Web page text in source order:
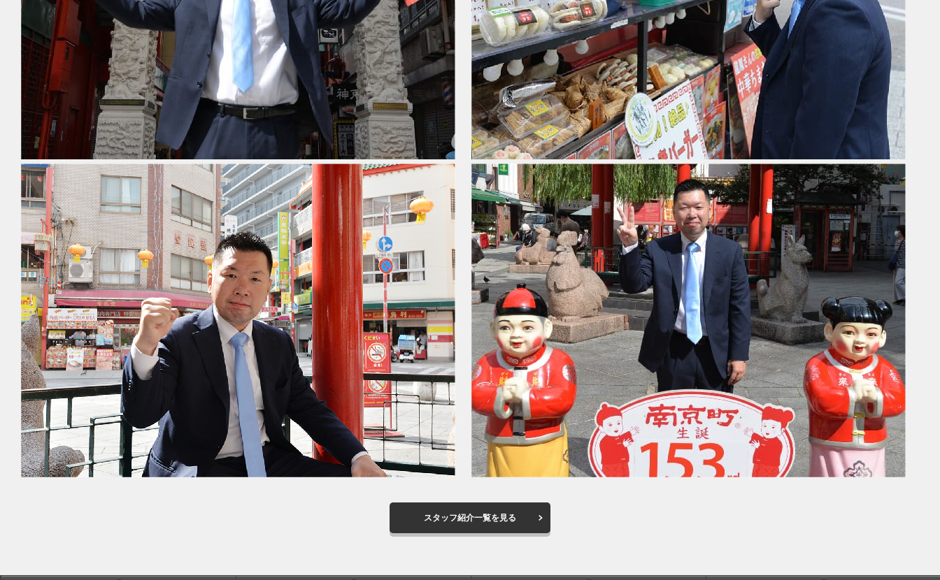
スタッフ紹介一覧を見る